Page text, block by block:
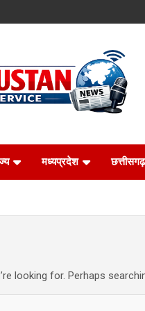
मध्यप्रदेश छत्तीसगढ़
looking for. Perhaps